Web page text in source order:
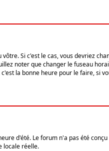
Si c'est le cas, vous devriez
noter que changer le fuseau
la bonne heure pour le faire, si
d'été. Le forum n'a pas été conçu
locale réelle.